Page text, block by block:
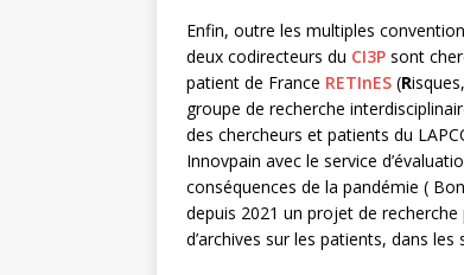
Enfin, outre les multiples
deux codirecteurs du CI3P sont
patient de France RETInES (Risques,
groupe de recherche
des chercheurs et patients du
Innovpain avec le service
conséquences de la pandémie (
depuis 2021 un projet de
d’archives sur les patients, dans les